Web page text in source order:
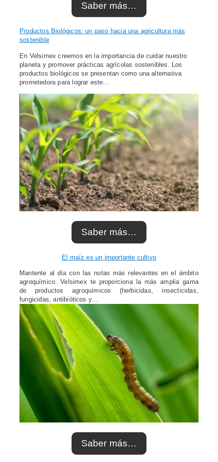
Saber más…
Productos Biológicos: un paso hacia una agricultura más
sostenible
En Velsimex creemos en la importancia de cuidar nuestro
planeta y promover prácticas agrícolas sostenibles. Los
productos biológicos se presentan como una alternativa
prometedora para lograr este…
Saber más…
El maíz es un importante cultivo
Mantente al día con las notas más relevantes en el ámbito
agroquímico. Velsimex te proporciona la más amplia gama
de productos agroquímicos (herbicidas, insecticidas,
fungicidas, antibióticos y…
Saber más…